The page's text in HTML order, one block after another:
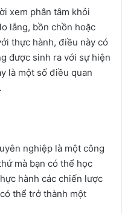
xem phân tâm khỏi
lắng, bồn chồn hoặc
thực hành, điều này có
được sinh ra với sự hiện
là một số điều quan
nghiệp là một công
mà bạn có thể học
hành các chiến lược
thể trở thành một